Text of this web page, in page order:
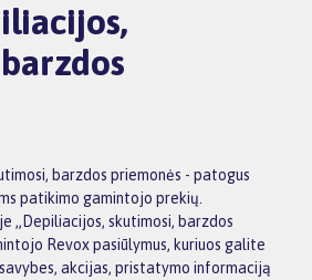
barzdos priemonės - patogus
patikimo gamintojo prekių.
„Depiliacijos, skutimosi, barzdos
Revox pasiūlymus, kuriuos galite
akcijas, pristatymo informaciją